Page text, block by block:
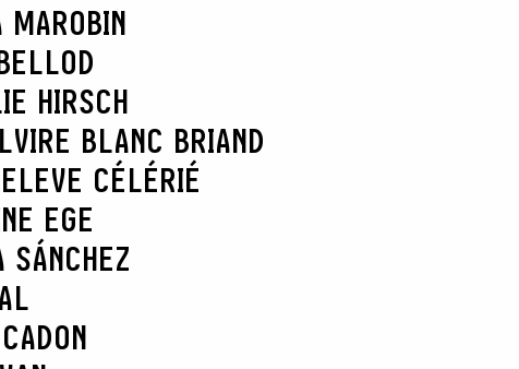
HIRSCH
BLANC BRIAND
EVE CÉLÉRIÉ
EGE
SÁNCHEZ